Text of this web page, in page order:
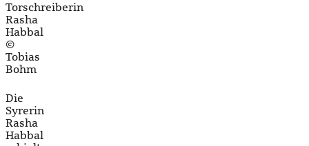
Torschreiberin
Rasha
Habbal
©
Tobias
Bohm
Die
Syrerin
Rasha
Habbal